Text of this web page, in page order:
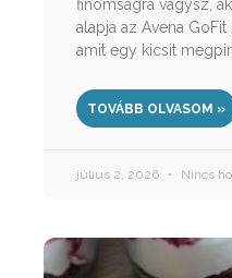
finomságra vágysz,
alapja az Avena
amit egy kicsit
TOVÁBB OLVASOM »
július 2, 2026 Nincs